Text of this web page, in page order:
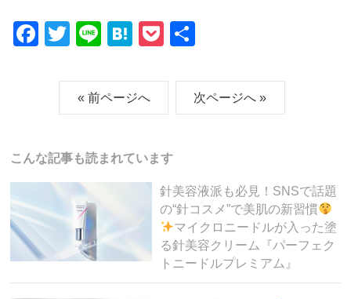
F
o
o
k
T
tt
er
Li
e
H
e
n
P
ck
et
次ページへ »
« 前ページへ
こんな記事も読まれています
針美容液派も必見！SNSで話題
の“針コスメ”で美肌の新習慣
マイクロニードルが入った塗
る針美容クリーム『パーフェク
トニードルプレミアム』